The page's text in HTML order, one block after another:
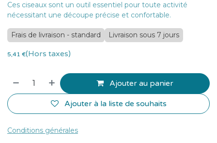
Ces ciseaux sont un outil essentiel pour toute activité
nécessitant une découpe précise et confortable.
Frais de livraison - standard Livraison sous 7 jours
5,41 €(Hors taxes)
Ajouter au panier
Ajouter à la liste de souhaits
Conditions générales